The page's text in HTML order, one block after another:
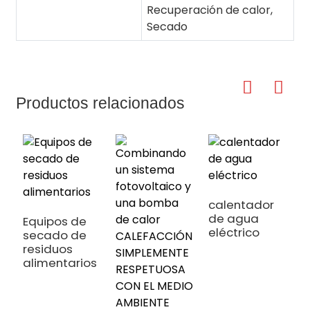
Recuperación de calor,
Secado
Productos relacionados
Equipos de
secado de
residuos
alimentarios
calentador
de agua
eléctrico